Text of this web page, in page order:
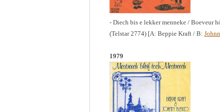
- Diech bis e lekker menneke / Boeveur
(Telstar 2774) [A: Beppie Kraft / B:
1979